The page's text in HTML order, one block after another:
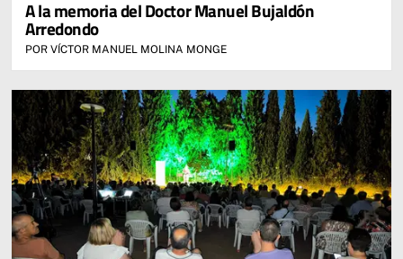
A la memoria del Doctor Manuel Bujaldón
Arredondo
POR VÍCTOR MANUEL MOLINA MONGE